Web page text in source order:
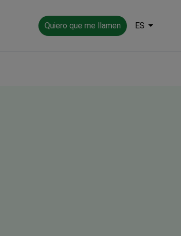
Quiero que me llamen ES